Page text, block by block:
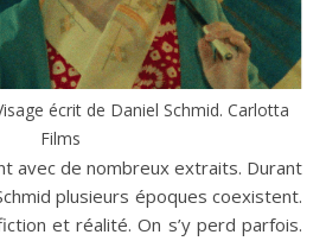
écrit de Daniel Schmid. Carlotta
Films
avec de nombreux extraits. Durant
plusieurs époques coexistent.
et réalité. On s’y perd parfois.